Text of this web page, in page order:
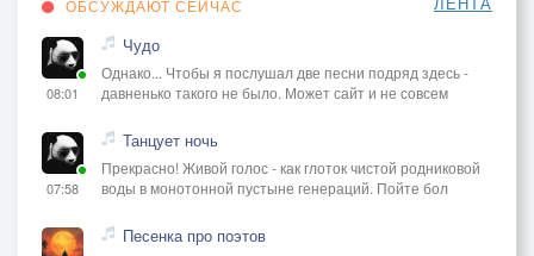
ОБСУЖДАЮТ СЕЙЧАС
08:01
Чудо
Однако... Чтобы я послушал две песни подряд здесь -
давненько такого не было. Может сайт и не совсем
07:58
Танцует ночь
Прекрасно! Живой голос - как глоток чистой родниковой
воды в монотонной пустыне генераций. Пойте бол
Песенка про поэтов